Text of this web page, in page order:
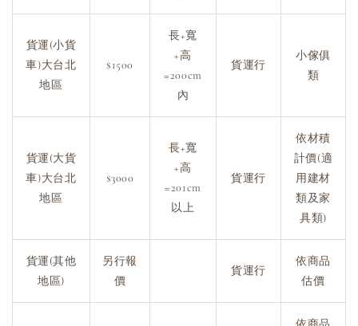
貨運(小貨
車)大台北
地區
$1500
長+寬
+高
=200cm
內
貨運行
小傢俱
類
貨運(大貨
車)大台北
地區
$3000
長+寬
+高
=201cm
以上
貨運行
依材積
計價(適
用建材
類及家
具類)
貨運(其他
地區)
另行報
價
貨運行
依商品
估價